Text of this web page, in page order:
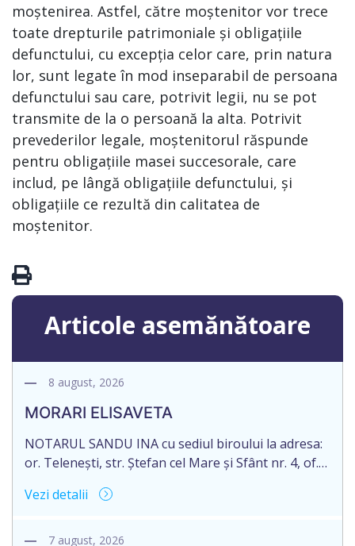
moștenirea. Astfel, către moștenitor vor trece
toate drepturile patrimoniale și obligațiile
defunctului, cu excepția celor care, prin natura
lor, sunt legate în mod inseparabil de persoana
defunctului sau care, potrivit legii, nu se pot
transmite de la o persoană la alta. Potrivit
prevederilor legale, moștenitorul răspunde
pentru obligațiile masei succesorale, care
includ, pe lângă obligațiile defunctului, și
obligațiile ce rezultă din calitatea de
moștenitor.
Articole asemănătoare
8 august, 2026
MORARI ELISAVETA
NOTARUL SANDU INA cu sediul biroului la adresa:
or. Telenești, str. Ștefan cel Mare și Sfânt nr. 4, of.
succesorale în urma decesului cet. MORARI
2005035073658, decedat/ă la data de 09.03.2026
Vezi detalii
7 august, 2026